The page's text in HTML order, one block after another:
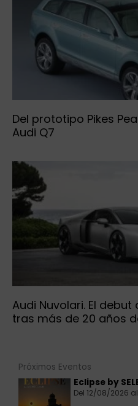
Del prototipo Pikes
Audi Q7
Audi Nuvolari. El
tras más de 20 años
Próximos Eventos
Eclipse by
Del 12/08/2026